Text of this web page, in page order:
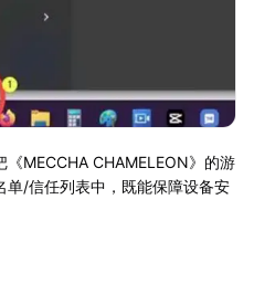
MECCHA CHAMELEON》的游
单/信任列表中，既能保障设备安